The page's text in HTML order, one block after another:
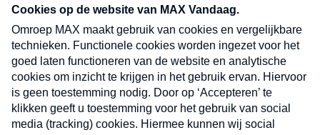
nieuwsbrief. Elke vrijdag- en dinsdagochtend in
uw mailbox.
Verzend